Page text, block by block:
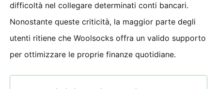
difficoltà nel collegare determinati conti bancari.
Nonostante queste criticità, la maggior parte degli
utenti ritiene che Woolsocks offra un valido supporto
per ottimizzare le proprie finanze quotidiane.